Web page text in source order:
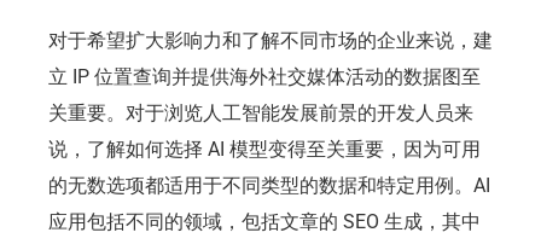
对于希望扩大影响力和了解不同市场的企业来说，建
立 IP 位置查询并提供海外社交媒体活动的数据图至
关重要。对于浏览人工智能发展前景的开发人员来
说，了解如何选择 AI 模型变得至关重要，因为可用
的无数选项都适用于不同类型的数据和特定用例。AI
应用包括不同的领域，包括文章的 SEO 生成，其中